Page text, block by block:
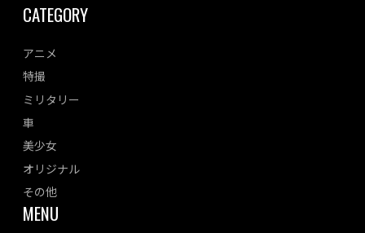
CATEGORY
アニメ
特撮
ミリタリー
車
美少女
オリジナル
その他
MENU